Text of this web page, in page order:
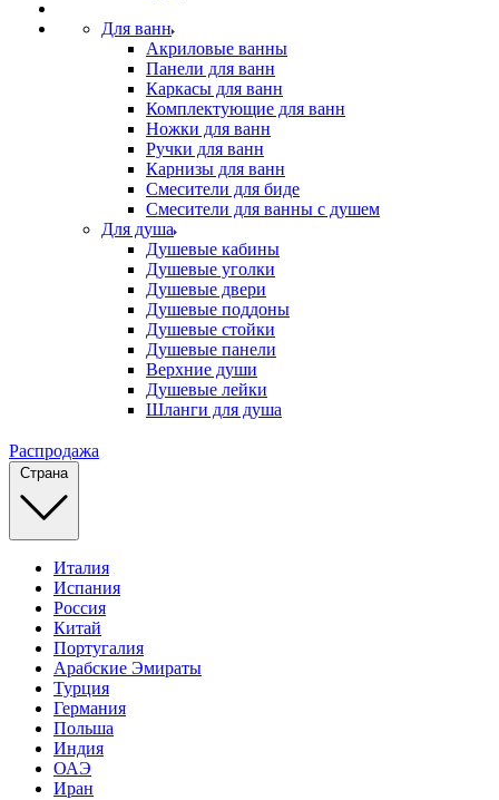
Для ванн
Акриловые ванны
Панели для ванн
Каркасы для ванн
Комплектующие для ванн
Ножки для ванн
Ручки для ванн
Карнизы для ванн
Смесители для биде
Смесители для ванны с душем
Для душа
Душевые кабины
Душевые уголки
Душевые двери
Душевые поддоны
Душевые стойки
Душевые панели
Верхние души
Душевые лейки
Шланги для душа
Распродажа
Страна
Италия
Испания
Россия
Китай
Португалия
Арабские Эмираты
Турция
Германия
Польша
Индия
ОАЭ
Иран